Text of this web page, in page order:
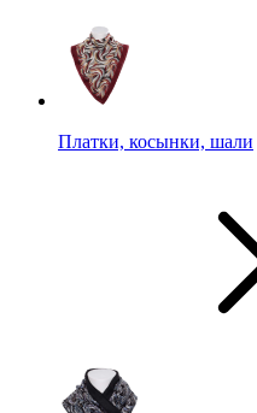
Платки, косынки, шали